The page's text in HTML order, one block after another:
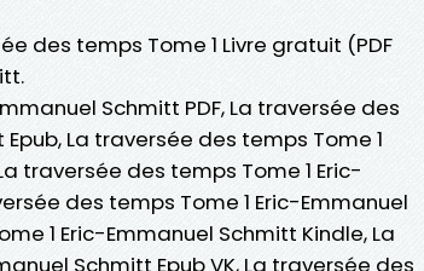
des temps Tome 1 Livre gratuit (PDF
Schmitt PDF, La traversée des
La traversée des temps Tome 1
traversée des temps Tome 1 Eric-
des temps Tome 1 Eric-Emmanuel
1 Eric-Emmanuel Schmitt Kindle, La
Schmitt Epub VK, La traversée des